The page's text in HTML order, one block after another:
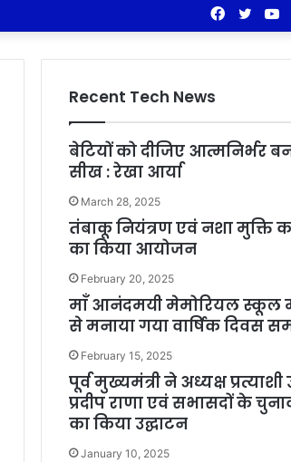
Facebook
Recent Tech News
बेटियों को दीजिए आत्मनिर्भर
सीख : रेखा आर्या
March 28, 2025
तंबाकू नियंत्रण एवं नशा मुक्ति
का किया आयोजन
February 20, 2025
माँ आनंदमयी मेमोरियल स्कूल
से मनाया गया वार्षिक दिवस
February 15, 2025
पूर्व मुख्यमंत्री ने अध्यक्ष प्रत्याशी
प्रदीप राणा एवं सभासदों के
का किया उद्घाटन
January 10, 2025